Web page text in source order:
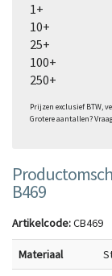
1+
10+
25+
100+
250+
Prijzen exclusief BTW,
Grotere aantallen?
B469
Artikelcode:CB469
Materiaal